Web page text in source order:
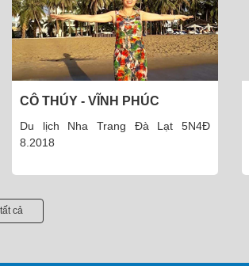
CÔ THÚY - VĨNH PHÚC
Du lịch Nha Trang Đà Lạt 5N4Đ
8.2018
cả